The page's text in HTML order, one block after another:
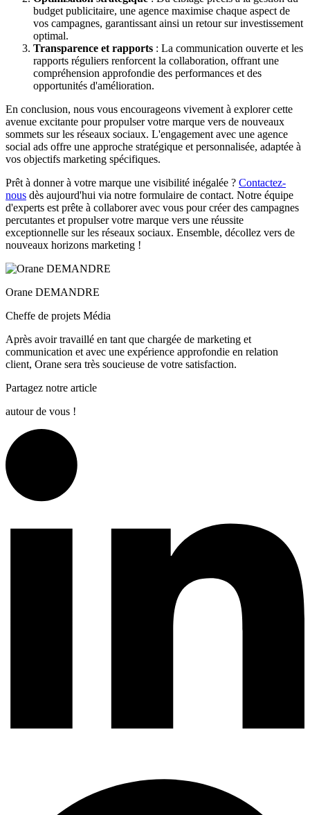
budget publicitaire, une agence maximise chaque aspect de
vos campagnes, garantissant ainsi un retour sur investissement
optimal.
Transparence et rapports : La communication ouverte et les
rapports réguliers renforcent la collaboration, offrant une
compréhension approfondie des performances et des
opportunités d'amélioration.
En conclusion, nous vous encourageons vivement à explorer cette
avenue excitante pour propulser votre marque vers de nouveaux
sommets sur les réseaux sociaux. L'engagement avec une agence
social ads offre une approche stratégique et personnalisée, adaptée à
vos objectifs marketing spécifiques.
Prêt à donner à votre marque une visibilité inégalée ? Contactez-
nous dès aujourd'hui via notre formulaire de contact. Notre équipe
d'experts est prête à collaborer avec vous pour créer des campagnes
percutantes et propulser votre marque vers une réussite
exceptionnelle sur les réseaux sociaux. Ensemble, décollez vers de
nouveaux horizons marketing !
Orane DEMANDRE
Cheffe de projets Média
Après avoir travaillé en tant que chargée de marketing et
communication et avec une expérience approfondie en relation
client, Orane sera très soucieuse de votre satisfaction.
Partagez notre article
autour de vous !